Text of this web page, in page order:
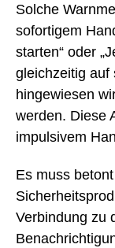
Solche
sofortigem
starten“ oder
gleichzeitig auf
hingewiesen
werden. Diese
impulsivem
Es muss
Verbindung zu